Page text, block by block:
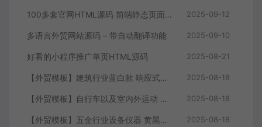
100多套官网HTML源码 前端静态页面源码 2025-09-12
多语言外贸网站源码 – 带自动翻译功能 2025-09-10
好看的小程序推广单页HTML源码 2025-08-21
【外贸模板】建筑行业蓝白款 响应式模板静态html文件 2025-08-18
【外贸模板】自行车以及室内外运动 黑灰 响应式模板静态html文件 2025-08-18
【外贸模板】五金行业设备仪器 黄黑款 响应式模板静态html文件 2025-08-18